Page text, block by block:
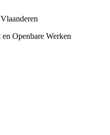
Openbare Werken